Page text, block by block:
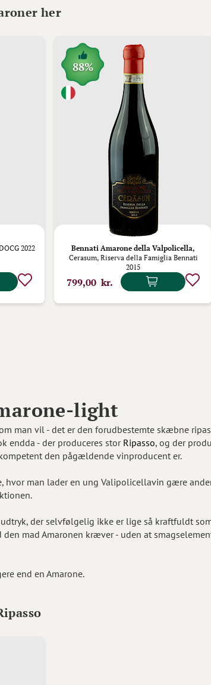
her
2022
88%
Bennati Amarone della Valpolicella,
Cerasum, Riserva della Famiglia Bennati
2015
799,00 kr.
light
man vil - det er den forudbestemte skæbne
endda - der produceres stor Ripasso, og der
den pågældende vinproducent er.
hvor man lader en ung Valipolicellavin gære
der selvfølgelig ikke er lige så kraftfuldt
den mad Amaronen kræver - uden at
end en Amarone.